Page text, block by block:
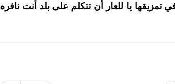
يا للعار أن تتكلم على بلد أنت نافره